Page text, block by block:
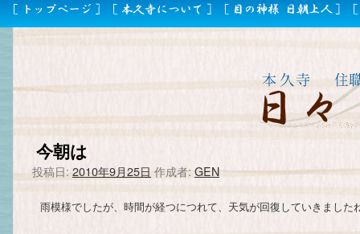
今朝は
投稿日: 2010年9月25日 作成者: GEN
雨模様でしたが、時間が経つにつれて、天気が回復していきました